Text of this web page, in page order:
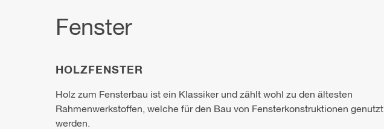
Fenster
HOLZFENSTER
Holz zum Fensterbau ist ein Klassiker und zählt wohl zu den ältesten
Rahmenwerkstoffen, welche für den Bau von Fensterkonstruktionen genutzt
werden.